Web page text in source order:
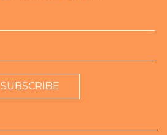
SUBSCRIBE